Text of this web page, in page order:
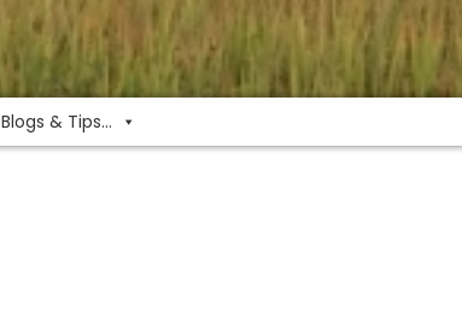
Blogs & Tips...